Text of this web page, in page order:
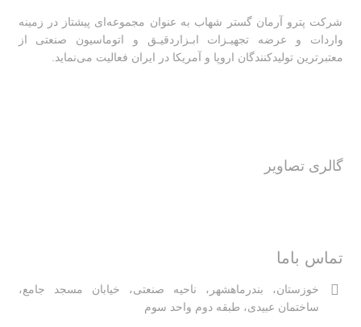
شرکت پترو آرمان گستر شهاب به عنوان مجموعه‌ای پیشتاز در زمینه
واردات و عرضه تجهیـزات ابـزاردقیـق و اتوماسیون صنعتی از
معتبرترین تولیدکنندگان اروپا و آمریکا در ایران فعالیت‌‌ می‌نماید.
گالری تصاویر
تماس باما
خوزستان، بندرماهشهر، ناحیه صنعتی، خیابان مسجد جامع،
ساختمان عبیدی، طبقه دوم واحد سوم